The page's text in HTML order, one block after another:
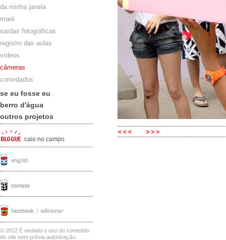
da minha janela
maré
saídas fotográficas
registro das aulas
vídeos
câmeras
convidados
se eu fosse eu
berro d'água
outros projetos
caio no campo
© 2012 É vedado o uso do conteúdo
do site sem prévia autorização.